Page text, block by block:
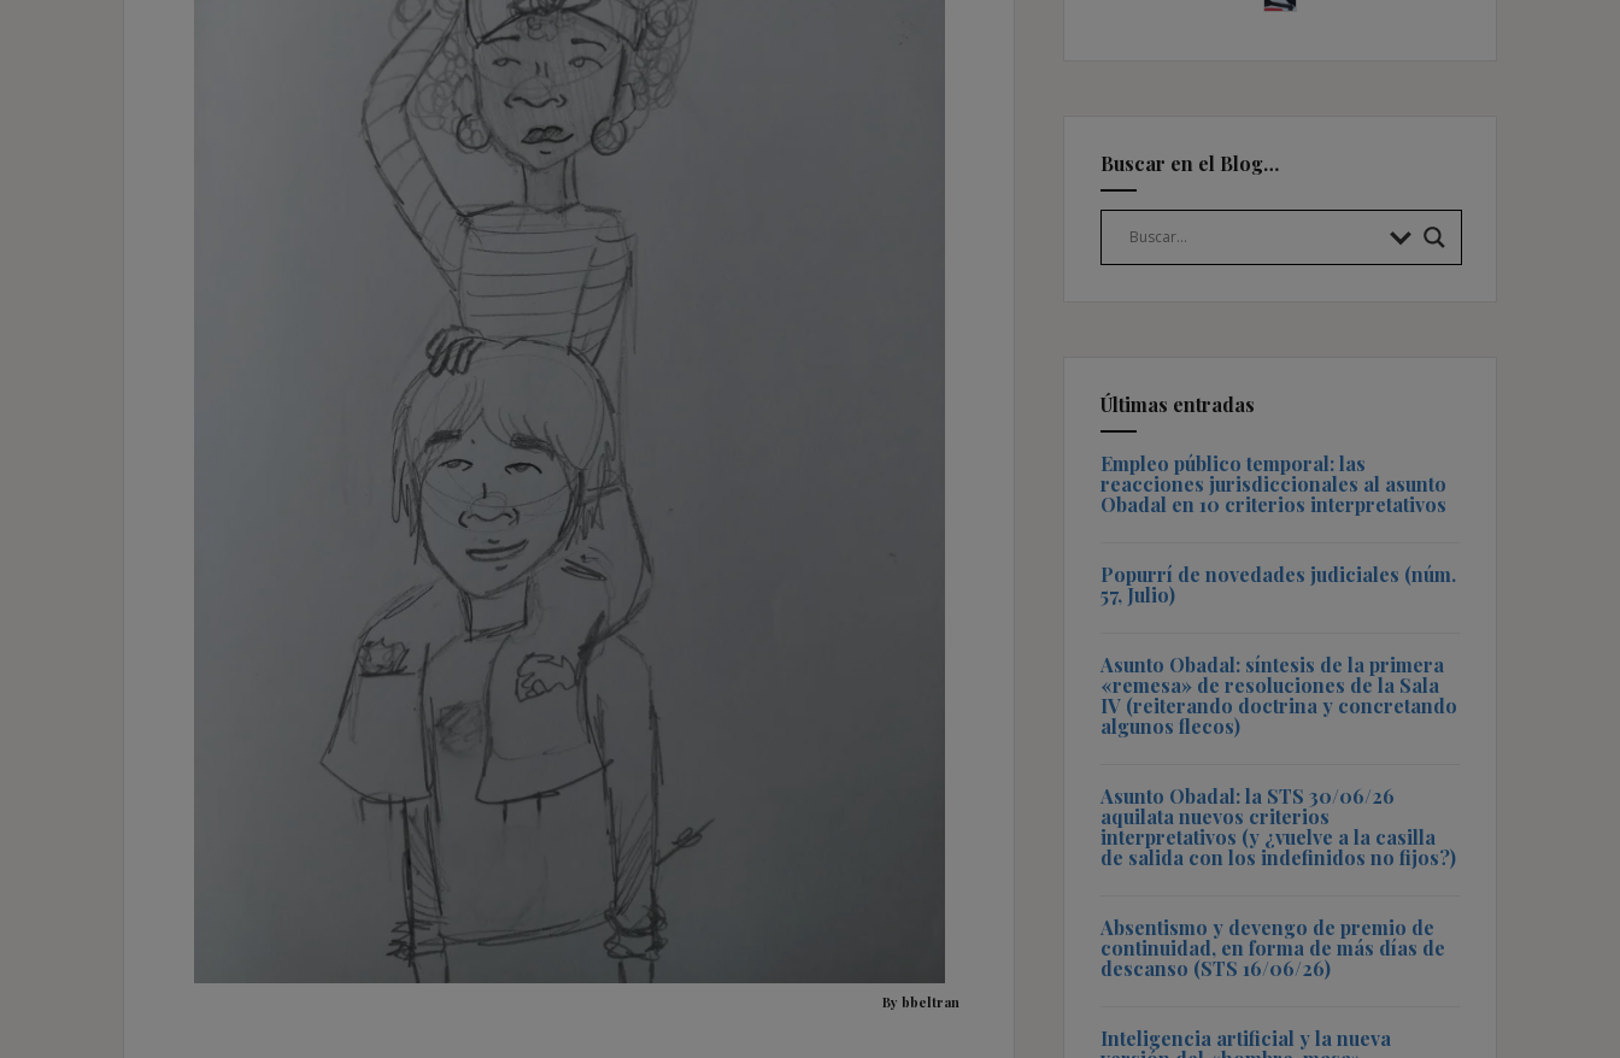
By bbeltran
Buscar en el Blog…
Últimas entradas
Empleo público temporal: las
reacciones jurisdiccionales al asunto
Obadal en 10 criterios interpretativos
Popurrí de novedades judiciales (núm.
57, Julio)
Asunto Obadal: síntesis de la primera
«remesa» de resoluciones de la Sala
IV (reiterando doctrina y concretando
algunos flecos)
Asunto Obadal: la STS 30/06/26
aquilata nuevos criterios
interpretativos (y ¿vuelve a la casilla
de salida con los indefinidos no fijos?)
Absentismo y devengo de premio de
continuidad, en forma de más días de
descanso (STS 16/06/26)
Inteligencia artificial y la nueva